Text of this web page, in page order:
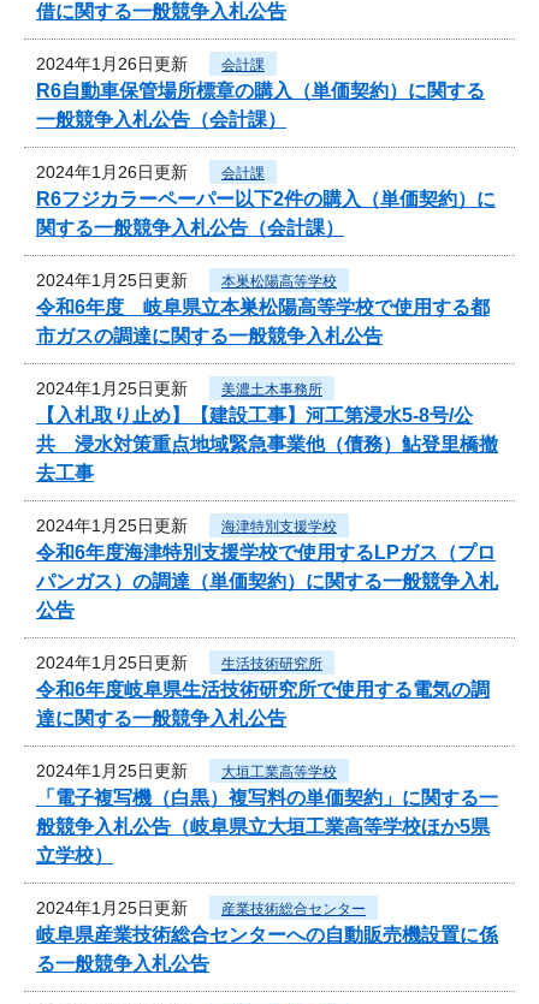
借に関する一般競争入札公告
2024年1月26日更新 会計課
R6自動車保管場所標章の購入（単価契約）に関する
一般競争入札公告（会計課）
2024年1月26日更新 会計課
R6フジカラーペーパー以下2件の購入（単価契約）に
関する一般競争入札公告（会計課）
2024年1月25日更新 本巣松陽高等学校
令和6年度 岐阜県立本巣松陽高等学校で使用する都
市ガスの調達に関する一般競争入札公告
2024年1月25日更新 美濃土木事務所
【入札取り止め】【建設工事】河工第浸水5-8号/公
共 浸水対策重点地域緊急事業他（債務）鮎登里橋撤
去工事
2024年1月25日更新 海津特別支援学校
令和6年度海津特別支援学校で使用するLPガス（プロ
パンガス）の調達（単価契約）に関する一般競争入札
公告
2024年1月25日更新 生活技術研究所
令和6年度岐阜県生活技術研究所で使用する電気の調
達に関する一般競争入札公告
2024年1月25日更新 大垣工業高等学校
「電子複写機（白黒）複写料の単価契約」に関する一
般競争入札公告（岐阜県立大垣工業高等学校ほか5県
立学校）
2024年1月25日更新 産業技術総合センター
岐阜県産業技術総合センターへの自動販売機設置に係
る一般競争入札公告